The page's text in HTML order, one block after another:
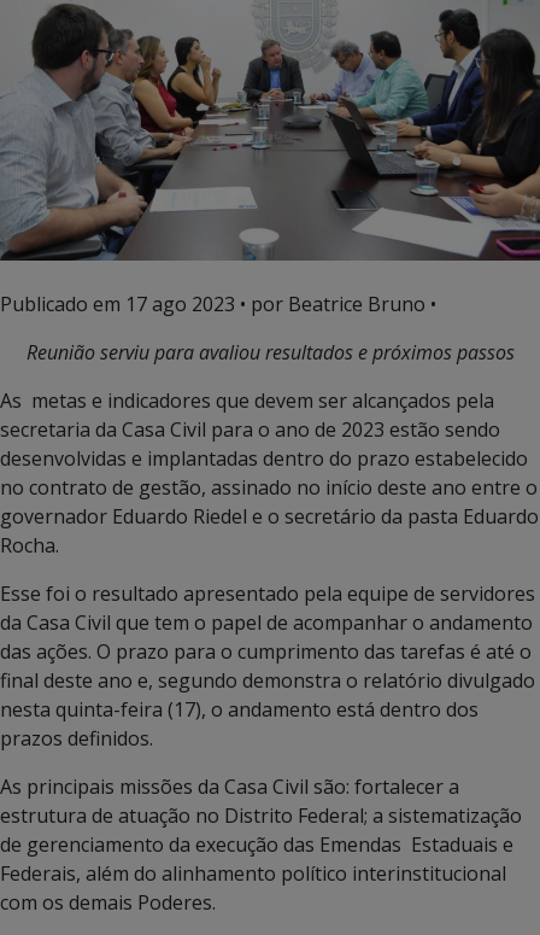
Publicado em 17 ago 2023 • por Beatrice Bruno •
Reunião serviu para avaliou resultados e próximos passos
As metas e indicadores que devem ser alcançados pela
secretaria da Casa Civil para o ano de 2023 estão sendo
desenvolvidas e implantadas dentro do prazo estabelecido
no contrato de gestão, assinado no início deste ano entre o
governador Eduardo Riedel e o secretário da pasta Eduardo
Rocha.
Esse foi o resultado apresentado pela equipe de servidores
da Casa Civil que tem o papel de acompanhar o andamento
das ações. O prazo para o cumprimento das tarefas é até o
final deste ano e, segundo demonstra o relatório divulgado
nesta quinta-feira (17), o andamento está dentro dos
prazos definidos.
As principais missões da Casa Civil são: fortalecer a
estrutura de atuação no Distrito Federal; a sistematização
de gerenciamento da execução das Emendas Estaduais e
Federais, além do alinhamento político interinstitucional
com os demais Poderes.